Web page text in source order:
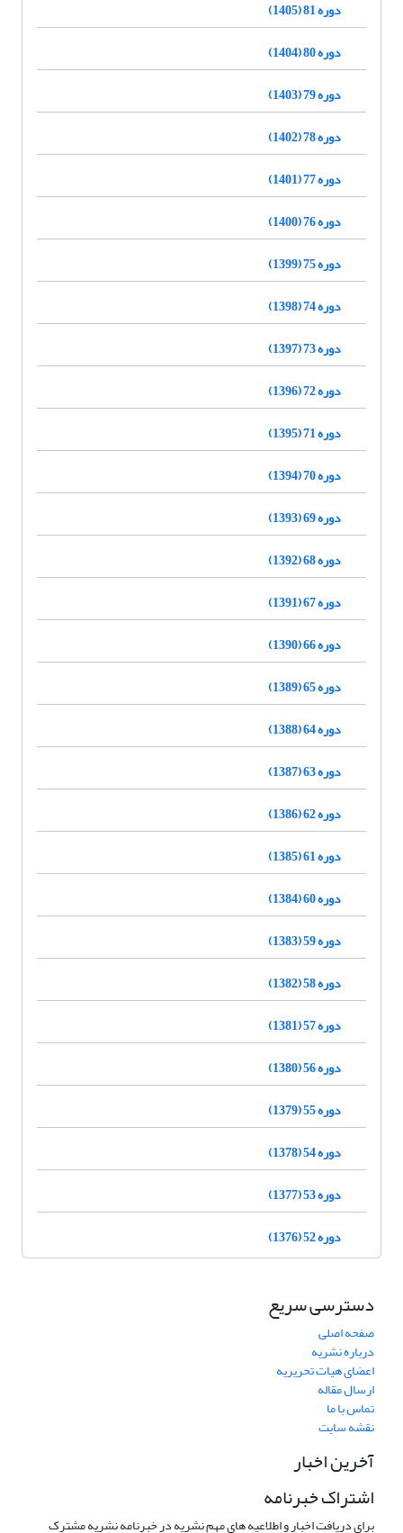
دوره 81 (1405)
دوره 80 (1404)
دوره 79 (1403)
دوره 78 (1402)
دوره 77 (1401)
دوره 76 (1400)
دوره 75 (1399)
دوره 74 (1398)
دوره 73 (1397)
دوره 72 (1396)
دوره 71 (1395)
دوره 70 (1394)
دوره 69 (1393)
دوره 68 (1392)
دوره 67 (1391)
دوره 66 (1390)
دوره 65 (1389)
دوره 64 (1388)
دوره 63 (1387)
دوره 62 (1386)
دوره 61 (1385)
دوره 60 (1384)
دوره 59 (1383)
دوره 58 (1382)
دوره 57 (1381)
دوره 56 (1380)
دوره 55 (1379)
دوره 54 (1378)
دوره 53 (1377)
دوره 52 (1376)
دسترسی سریع
صفحه اصلی
درباره نشریه
اعضای هیات تحریریه
ارسال مقاله
تماس با ما
نقشه سایت
آخرین اخبار
اشتراک خبرنامه
برای دریافت اخبار و اطلاعیه های مهم نشریه در خبرنامه نشریه مشترک